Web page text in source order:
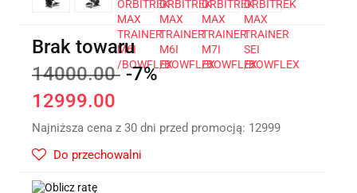
Brak towaru
14000.00 -7%
12999.00
Najniższa cena z 30 dni przed promocją: 12999
Do przechowalni